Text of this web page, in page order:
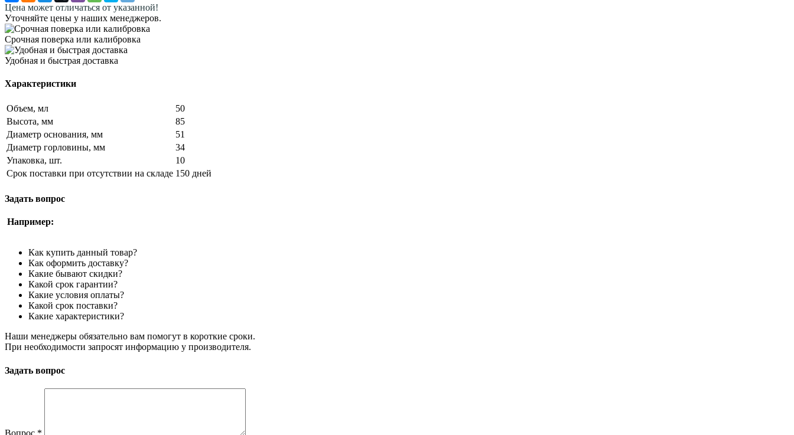
Цена может отличаться от указанной!
Уточняйте цены у наших менеджеров.
Срочная поверка или калибровка
Удобная и быстрая доставка
Характеристики
Объем, мл
50
Высота, мм
85
Диаметр основания, мм
51
Диаметр горловины, мм
34
Упаковка, шт.
10
Срок поставки при отсутствии на складе 150 дней
Задать вопрос
Например:
Как купить данный товар?
Как оформить доставку?
Какие бывают скидки?
Какой срок гарантии?
Какие условия оплаты?
Какой срок поставки?
Какие характеристики?
Наши менеджеры обязательно вам помогут в короткие сроки.
При необходимости запросят информацию у производителя.
Задать вопрос